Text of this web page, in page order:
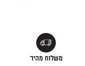
משלוח מהיר